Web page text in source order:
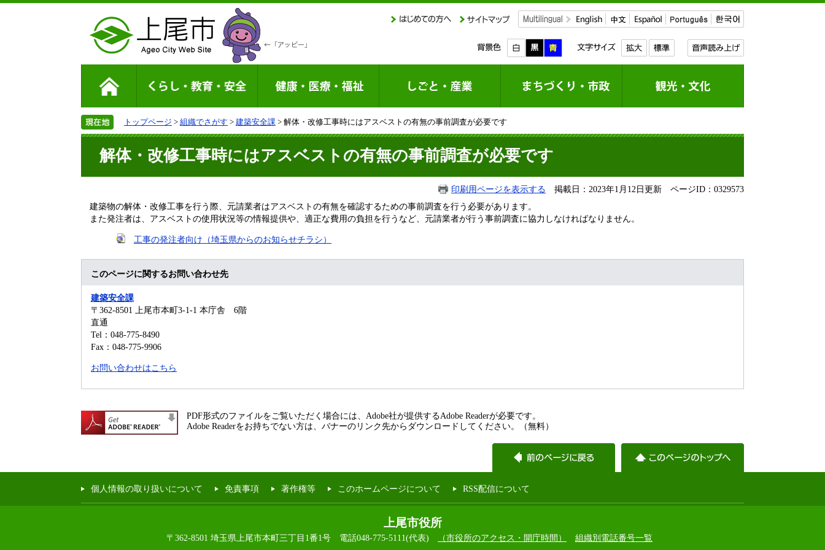
トップページ > 組織でさがす > 建築安全課 > 解体・改修工事時にはアスベストの有無の事前調査が必要です
解体・改修工事時にはアスベストの有無の事前調査が必要です
印刷用ページを表示する 掲載日：2023年1月12日更新 ページID：0329573
建築物の解体・改修工事を行う際、元請業者はアスベストの有無を確認するための事前調査を行う必要があります。
また発注者は、アスベストの使用状況等の情報提供や、適正な費用の負担を行うなど、元請業者が行う事前調査に協力しなければなりません。
工事の発注者向け（埼玉県からのお知らせチラシ）
このページに関するお問い合わせ先
建築安全課
〒362-8501
上尾市本町3-1-1 本庁舎 6階
直通
Tel：048-775-8490
Fax：048-775-9906
お問い合わせはこちら
PDF形式のファイルをご覧いただく場合には、Adobe社が提供するAdobe Readerが必要です。
Adobe Readerをお持ちでない方は、バナーのリンク先からダウンロードしてください。（無料）
個人情報の取り扱いについて 免責事項 著作権等 このホームページについて RSS配信について
上尾市役所
〒362-8501 埼玉県上尾市本町三丁目1番1号 電話048-775-5111(代表) （市役所のアクセス・開庁時間） 組織別電話番号一覧